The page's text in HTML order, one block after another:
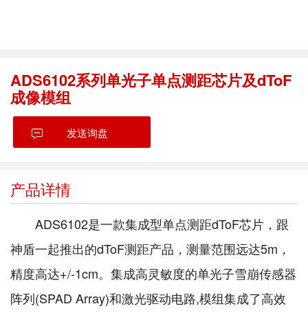
ADS6102系列单光子单点测距芯片及dToF
成像模组
发送询盘
产品详情
ADS6102是⼀款集成型单点测距dToF芯片，跟
神盾⼀起推出的dToF测距产品，测量范围远达5m，
精度高达+/-1cm。集成高灵敏度的单光子雪崩传感器
阵列(SPAD Array)和激光驱动电路,模组集成了高效